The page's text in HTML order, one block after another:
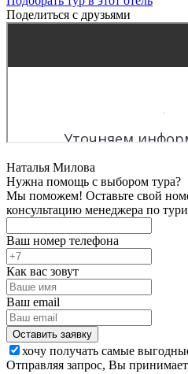
Поделиться с друзьями
Наталья Милова
Нужна помощь с выбором тура?
Мы поможем! Оставьте свой
консультацию менеджера по
Ваш номер телефона
Как вас зовут
Ваш email
хочу получать самые
Отправляя запрос, Вы